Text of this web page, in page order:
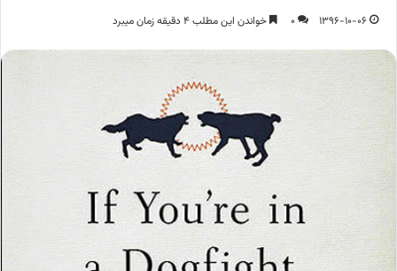
1396-10-06
0 خواندن این مطلب 4 دقیقه زمان میبرد